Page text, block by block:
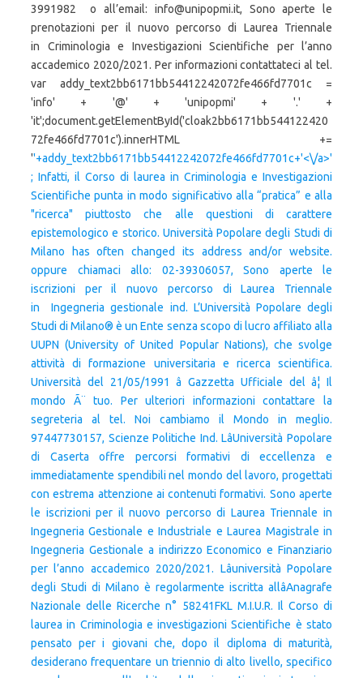
'+addy_text2bb6171bb54412242072fe466fd7701c+'<\/a>'
; Infatti, il Corso di laurea in Criminologia e Investigazioni
Scientifiche punta in modo significativo alla “pratica” e alla
"ricerca" piuttosto che alle questioni di carattere
epistemologico e storico. Università Popolare degli Studi di
Milano has often changed its address and/or website.
oppure chiamaci allo: 02-39306057, Sono aperte le
iscrizioni per il nuovo percorso di Laurea Triennale
in Ingegneria gestionale ind. L’Università Popolare degli
Studi di Milano® è un Ente senza scopo di lucro affiliato alla
UUPN (University of United Popular Nations), che svolge
attività di formazione universitaria e ricerca scientifica.
Università del 21/05/1991 â Gazzetta Ufficiale del â¦ Il
mondo Ã¨ tuo. Per ulteriori informazioni contattare la
segreteria al tel. Noi cambiamo il Mondo in meglio.
97447730157, Scienze Politiche Ind. LâUniversità Popolare
di Caserta offre percorsi formativi di eccellenza e
immediatamente spendibili nel mondo del lavoro, progettati
con estrema attenzione ai contenuti formativi. Sono aperte
le iscrizioni per il nuovo percorso di Laurea Triennale in
Ingegneria Gestionale e Industriale e Laurea Magistrale in
Ingegneria Gestionale a indirizzo Economico e Finanziario
per l’anno accademico 2020/2021. Lâuniversità Popolare
degli Studi di Milano è regolarmente iscritta allâAnagrafe
Nazionale delle Ricerche n° 58241FKL M.I.U.R. Il Corso di
laurea in Criminologia e investigazioni Scientifiche è stato
pensato per i giovani che, dopo il diploma di maturità,
desiderano frequentare un triennio di alto livello, specifico